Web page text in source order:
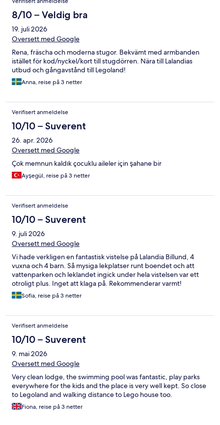
8/10 – Veldig bra
19. juli 2026
Oversett med Google
Rena, fräscha och moderna stugor. Bekvämt med armbanden
istället för kod/nyckel/kort till stugdörren. Nära till Lalandias
utbud och gångavstånd till Legoland!
Anna, reise på 3 netter
Verifisert anmeldelse
10/10 – Suverent
26. apr. 2026
Oversett med Google
Çok memnun kaldık çocuklu aileler için şahane bir
Ayşegül, reise på 3 netter
Verifisert anmeldelse
10/10 – Suverent
9. juli 2026
Oversett med Google
Vi hade verkligen en fantastisk vistelse på Lalandia Billund, 4
vuxna och 4 barn. Så mysiga lekplatser runt boendet och att
vattenparken och leklandet ingick under hela vistelsen var ett
otroligt plus. Inget att klaga på. Rekommenderar varmt!
Sofia, reise på 3 netter
Verifisert anmeldelse
10/10 – Suverent
9. mai 2026
Oversett med Google
Very clean lodge, the swimming pool was fantastic, play parks
everywhere for the kids and the place is very well kept. So close
to Legoland and walking distance to Lego house too.
Fiona, reise på 3 netter